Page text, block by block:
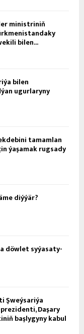
ministriniň
bilen...
bilen
ugurlaryny
tamamlan
ýaşamak rugsady
diýýär?
döw­let sy­ýa­sa­ty­
Şweýsariýa
Daşary
başlygyny kabul